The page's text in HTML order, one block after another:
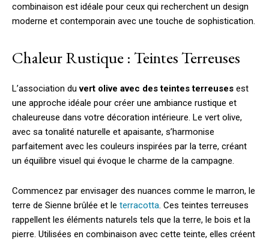
combinaison est idéale pour ceux qui recherchent un design
moderne et contemporain avec une touche de sophistication.
Chaleur Rustique : Teintes Terreuses
L’association duvert olive avec des teintes terreuses est
une approche idéale pour créer une ambiance rustique et
chaleureuse dans votre décoration intérieure. Le vert olive,
avec sa tonalité naturelle et apaisante, s’harmonise
parfaitement avec les couleurs inspirées par la terre, créant
un équilibre visuel qui évoque le charme de la campagne.
Commencez par envisager des nuances comme le marron, le
terre de Sienne brûlée et le terracotta. Ces teintes terreuses
rappellent les éléments naturels tels que la terre, le bois et la
pierre. Utilisées en combinaison avec cette teinte, elles créent